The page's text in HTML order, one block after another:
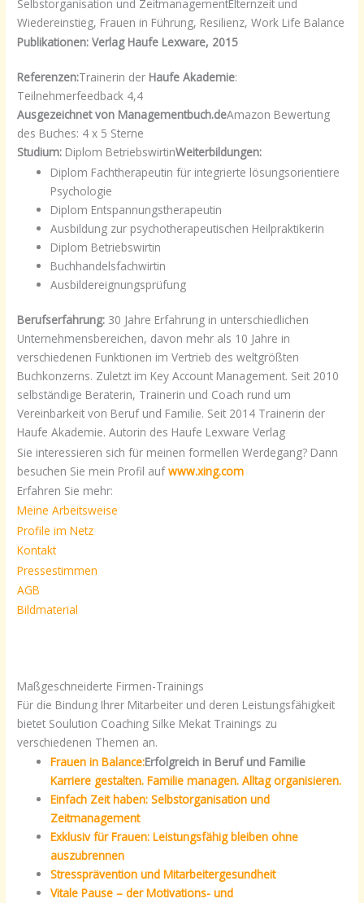
Selbstorganisation und ZeitmanagementElternzeit und
Wiedereinstieg, Frauen in Führung, Resilienz, Work Life Balance
Publikationen: Verlag Haufe Lexware, 2015
Referenzen:Trainerin der Haufe Akademie:
Teilnehmerfeedback 4,4
Ausgezeichnet von Managementbuch.deAmazon Bewertung
des Buches: 4 x 5 Sterne
Studium: Diplom BetriebswirtinWeiterbildungen:
Diplom Fachtherapeutin für integrierte lösungsorientiere
Psychologie
Diplom Entspannungstherapeutin
Ausbildung zur psychotherapeutischen Heilpraktikerin
Diplom Betriebswirtin
Buchhandelsfachwirtin
Ausbildereignungsprüfung
Berufserfahrung: 30 Jahre Erfahrung in unterschiedlichen
Unternehmensbereichen, davon mehr als 10 Jahre in
verschiedenen Funktionen im Vertrieb des weltgrößten
Buchkonzerns. Zuletzt im Key Account Management. Seit 2010
selbständige Beraterin, Trainerin und Coach rund um
Vereinbarkeit von Beruf und Familie. Seit 2014 Trainerin der
Haufe Akademie. Autorin des Haufe Lexware Verlag
Sie interessieren sich für meinen formellen Werdegang? Dann
besuchen Sie mein Profil aufwww.xing.com
Erfahren Sie mehr:
Meine Arbeitsweise
Profile im Netz
Kontakt
Pressestimmen
AGB
Bildmaterial
Maßgeschneiderte Firmen-Trainings
Für die Bindung Ihrer Mitarbeiter und deren Leistungsfähigkeit
bietet Soulution Coaching Silke Mekat Trainings zu
verschiedenen Themen an.
Frauen in Balance:Erfolgreich in Beruf und Familie
Karriere gestalten. Familie managen. Alltag organisieren.
Einfach Zeit haben: Selbstorganisation und
Zeitmanagement
Exklusiv für Frauen: Leistungsfähig bleiben ohne
auszubrennen
Stressprävention und Mitarbeitergesundheit
Vitale Pause – der Motivations- und